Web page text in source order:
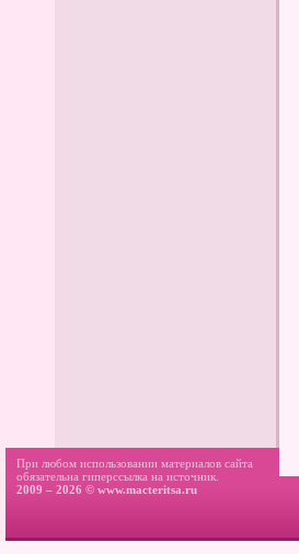
При любом использовании материалов сайта
обязательна гиперссылка на источник.
2009 – 2026 © www.macteritsa.ru